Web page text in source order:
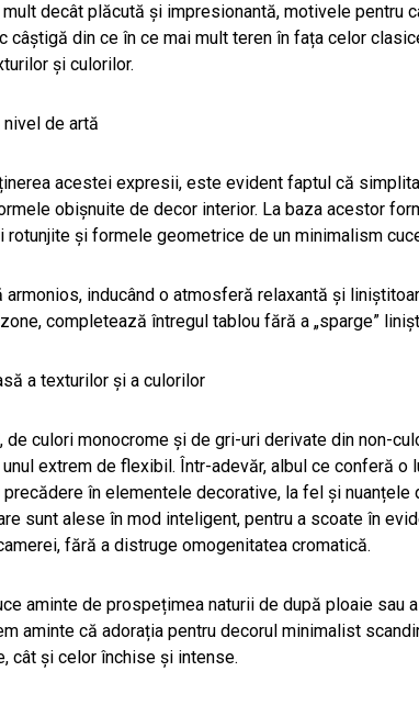
decât plăcută și impresionantă, motivele pentru
câștigă din ce în ce mai mult teren în fața celor
și culorilor.
de artă
acestei expresii, este evident faptul că
obișnuite de decor interior. La baza acestor
rotunjite și formele geometrice de un minimalism
inducând o atmosferă relaxantă și
completează întregul tablou fără a „sparge”
a texturilor și a culorilor
de culori monocrome și de gri-uri derivate din non-
extrem de flexibil. Într-adevăr, albul ce conferă o
în elementele decorative, la fel și nuanțele
sunt alese în mod inteligent, pentru a scoate în
fără a distruge omogenitatea cromatică.
aminte de prospețimea naturii de după ploaie sau
aminte că adorația pentru decorul minimalist
cât și celor închise și intense.